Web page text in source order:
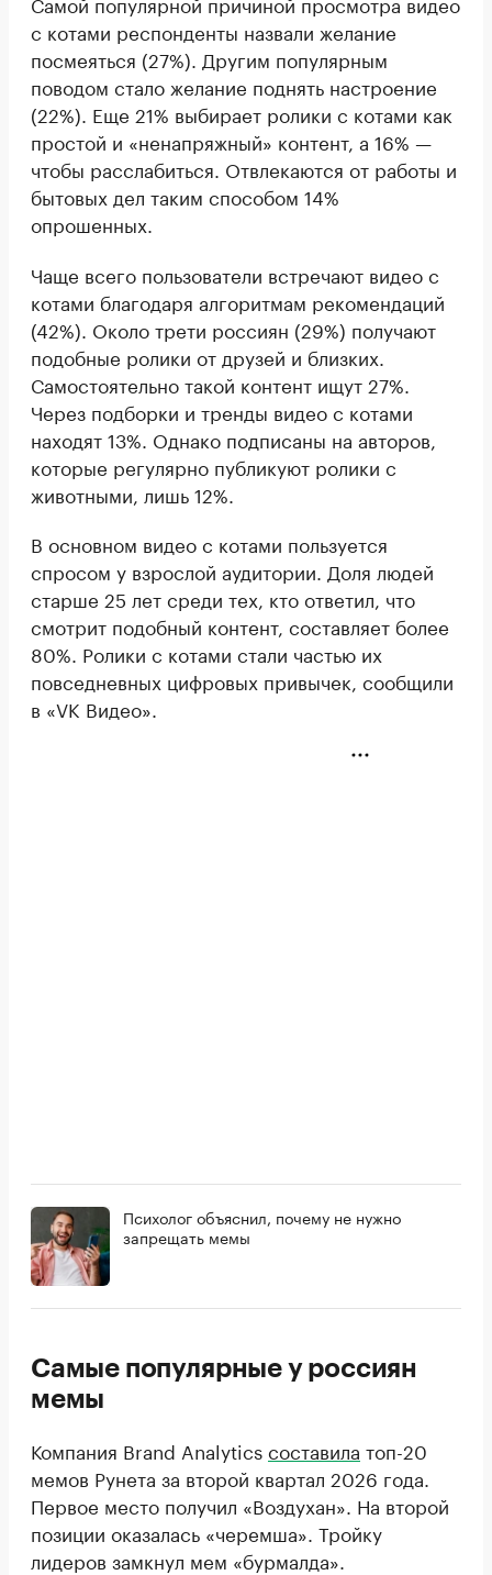
с котами респонденты назвали желание
посмеяться (27%). Другим популярным
поводом стало желание поднять настроение
(22%). Еще 21% выбирает ролики с котами как
простой и «ненапряжный» контент, а 16% —
чтобы расслабиться. Отвлекаются от работы и
бытовых дел таким способом 14%
опрошенных.
Чаще всего пользователи встречают видео с
котами благодаря алгоритмам рекомендаций
(42%). Около трети россиян (29%) получают
подобные ролики от друзей и близких.
Самостоятельно такой контент ищут 27%.
Через подборки и тренды видео с котами
находят 13%. Однако подписаны на авторов,
которые регулярно публикуют ролики с
животными, лишь 12%.
В основном видео с котами пользуется
спросом у взрослой аудитории. Доля людей
старше 25 лет среди тех, кто ответил, что
смотрит подобный контент, составляет более
80%. Ролики с котами стали частью их
повседневных цифровых привычек, сообщили
в «VK Видео».
Психолог объяснил, почему не нужно
запрещать мемы
Самые популярные у россиян
мемы
Компания Brand Analyticsсоставила топ-20
мемов Рунета за второй квартал 2026 года.
Первое место получил «Воздухан». На второй
позиции оказалась «черемша». Тройку
лидеров замкнул мем «бурмалда».